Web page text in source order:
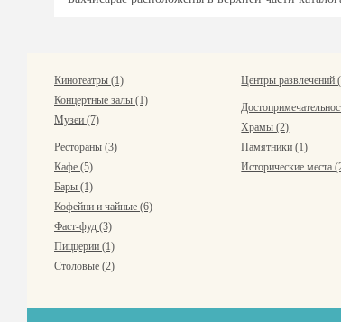
Кинотеатры (1)
Концертные залы (1)
Музеи (7)
Рестораны (3)
Кафе (5)
Бары (1)
Кофейни и чайные (6)
Фаст-фуд (3)
Пиццерии (1)
Столовые (2)
Центры развлечений
Храмы (2)
Памятники (1)
Исторические места